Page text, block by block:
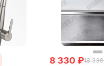
8 330 ₽18 330